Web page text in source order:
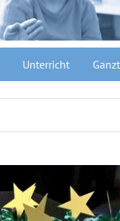
Unterricht